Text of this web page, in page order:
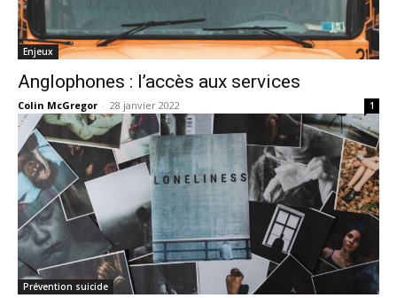
Enjeux
Anglophones : l’accès aux services
Colin McGregor - 28 janvier 2022 1
Prévention suicide